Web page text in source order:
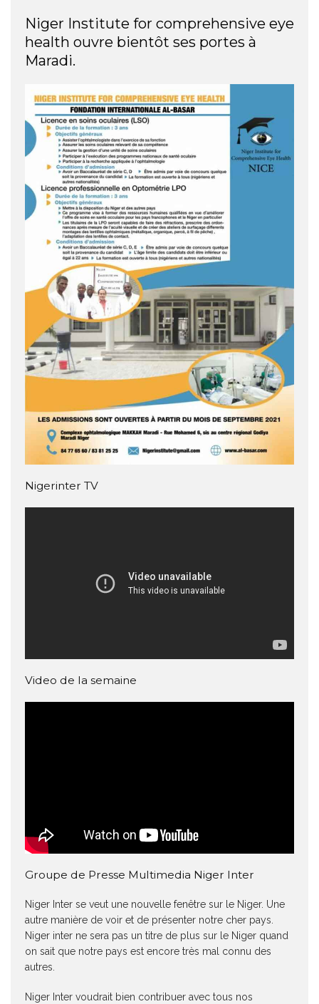
Niger Institute for comprehensive eye
health ouvre bientôt ses portes à
Maradi.
Nigerinter TV
Video de la semaine
Groupe de Presse Multimedia Niger Inter
Niger Inter se veut une nouvelle fenêtre sur le Niger. Une
autre manière de voir et de présenter notre cher pays.
Niger inter ne sera pas un titre de plus sur le Niger quand
on sait que notre pays est encore très mal connu des
autres.
Niger Inter voudrait bien contribuer avec tous nos